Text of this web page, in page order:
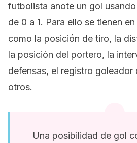
futbolista anote un gol
de 0 a 1. Para ello se tienen
como la posición de tiro, la
la posición del portero, la
defensas, el registro goleador
otros.
Una posibilidad de gol